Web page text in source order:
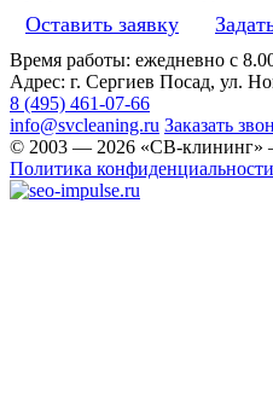
Оставить заявку
Время работы: ежедневно с
Адрес: г. Сергиев Посад, ул.
8 (495) 461-07-66
info@svcleaning.ru Заказать
© 2003 — 2026 «СВ-клининг»
Политика конфиденциальности